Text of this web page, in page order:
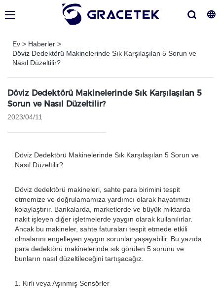
Ev > Haberler >
Döviz Dedektörü Makinelerinde Sık Karşılaşılan 5 Sorun ve
Nasıl Düzeltilir?
Döviz Dedektörü Makinelerinde Sık Karşılaşılan 5
Sorun ve Nasıl Düzeltilir?
2023/04/11
Döviz Dedektörü Makinelerinde Sık Karşılaşılan 5 Sorun ve
Nasıl Düzeltilir?
Döviz dedektörü makineleri, sahte para birimini tespit
etmemize ve doğrulamamıza yardımcı olarak hayatımızı
kolaylaştırır. Bankalarda, marketlerde ve büyük miktarda
nakit işleyen diğer işletmelerde yaygın olarak kullanılırlar.
Ancak bu makineler, sahte faturaları tespit etmede etkili
olmalarını engelleyen yaygın sorunlar yaşayabilir. Bu yazıda
para dedektörü makinelerinde sık görülen 5 sorunu ve
bunların nasıl düzeltileceğini tartışacağız.
1. Kirli veya Aşınmış Sensörler